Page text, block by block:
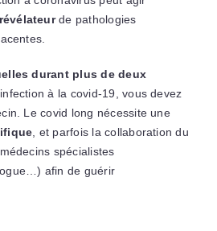
révélateurde pathologies
durant plus de deux
à la covid-19, vous devez
Le covid long nécessite une
, et parfois la collaboration du
spécialistes
afin de guérir